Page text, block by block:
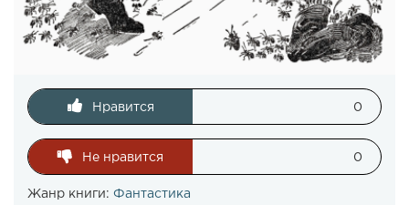
Нравится 0
Не нравится 0
Жанр книги: Фантастика